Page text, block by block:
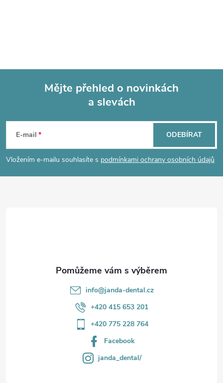
a
í
p
p
a
Mějte přehled o novinkách
a slevách
E-mail
Vložením e-mailu souhlasíte s podmínkami ochrany osobních údajů
ODEBÍRAT
info@janda-dental.cz
+420 415 653 201
+420 775 228 764
Facebook
janda_dental/